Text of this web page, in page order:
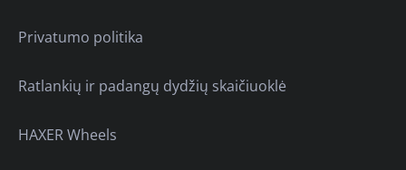
Privatumo politika
Ratlankių ir padangų dydžių skaičiuoklė
HAXER Wheels